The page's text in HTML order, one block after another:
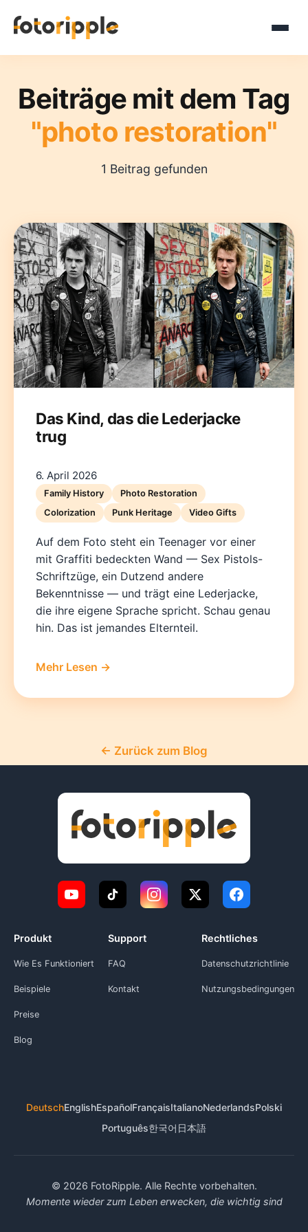
Deutsch
Nederlands
Beiträge mit dem Tag
"photo restoration"
1 Beitrag gefunden
Das Kind, das die Lederjacke
trug
6. April 2026
Family History
Photo Restoration
Colorization
Punk Heritage Video Gifts
Auf dem Foto steht ein Teenager vor einer
mit Graffiti bedeckten Wand — Sex Pistols-
Schriftzüge, ein Dutzend andere
Bekenntnisse — und trägt eine Lederjacke,
die ihre eigene Sprache spricht. Schau genau
hin. Das ist jemandes Elternteil.
Mehr Lesen →
← Zurück zum Blog
Produkt
Wie Es Funktioniert
Beispiele
Preise
Blog
Support
FAQ
Kontakt
Rechtliches
Datenschutzrichtlinie
Nutzungsbedingungen
DeutschEnglishEspañolFrançaisItalianoNederlandsPolski
Português한국어 日本語
© 2026 FotoRipple. Alle Rechte vorbehalten.
Momente wieder zum Leben erwecken, die wichtig sind